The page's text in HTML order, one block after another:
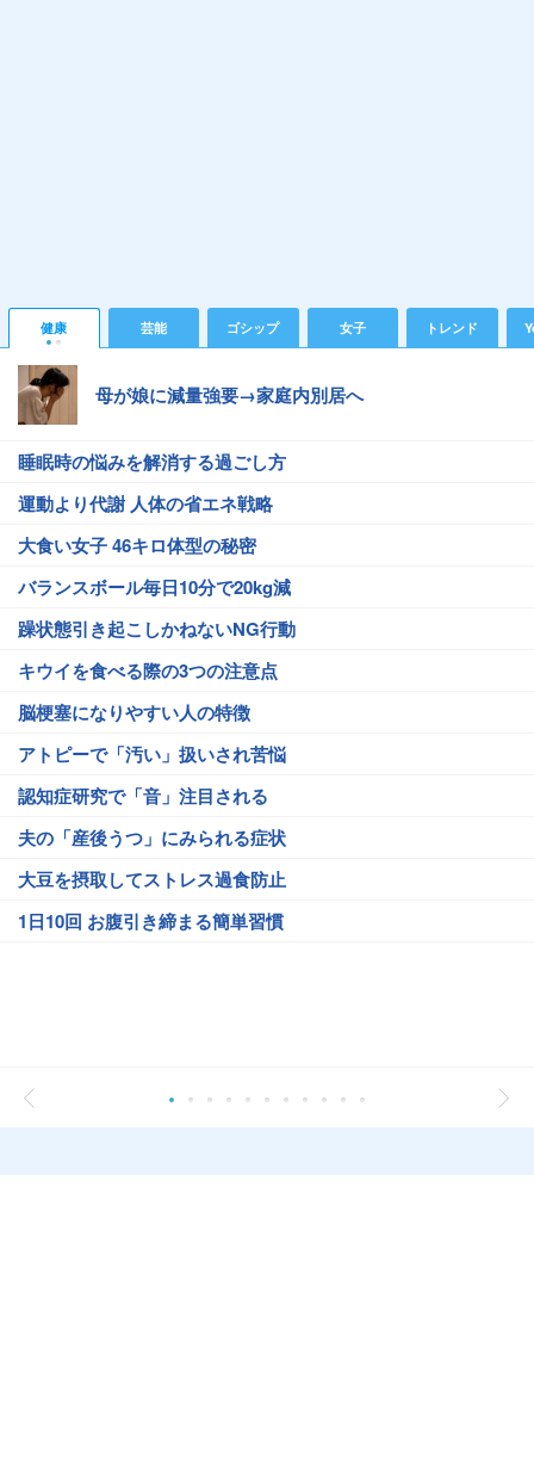
健康 芸能 ゴシップ 女子 トレンド
母が娘に減量強要→家庭内別居へ
睡眠時の悩みを解消する過ごし方
運動より代謝 人体の省エネ戦略
大食い女子 46キロ体型の秘密
バランスボール毎日10分で20kg減
躁状態引き起こしかねないNG行動
キウイを食べる際の3つの注意点
脳梗塞になりやすい人の特徴
アトピーで「汚い」扱いされ苦悩
認知症研究で「音」注目される
夫の「産後うつ」にみられる症状
大豆を摂取してストレス過食防止
1日10回 お腹引き締まる簡単習慣